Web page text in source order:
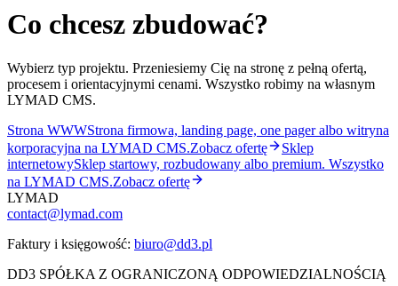
Co chcesz zbudować?
Wybierz typ projektu. Przeniesiemy Cię na stronę z pełną ofertą,
procesem i orientacyjnymi cenami. Wszystko robimy na własnym
LYMAD CMS.
Strona WWWStrona firmowa, landing page, one pager albo witryna
korporacyjna na LYMAD CMS.Zobacz ofertę
Sklep
internetowySklep startowy, rozbudowany albo premium. Wszystko
na LYMAD CMS.Zobacz ofertę
LYMAD
contact@lymad.com
Faktury i księgowość: biuro@dd3.pl
DD3 SPÓŁKA Z OGRANICZONĄ ODPOWIEDZIALNOŚCIĄ